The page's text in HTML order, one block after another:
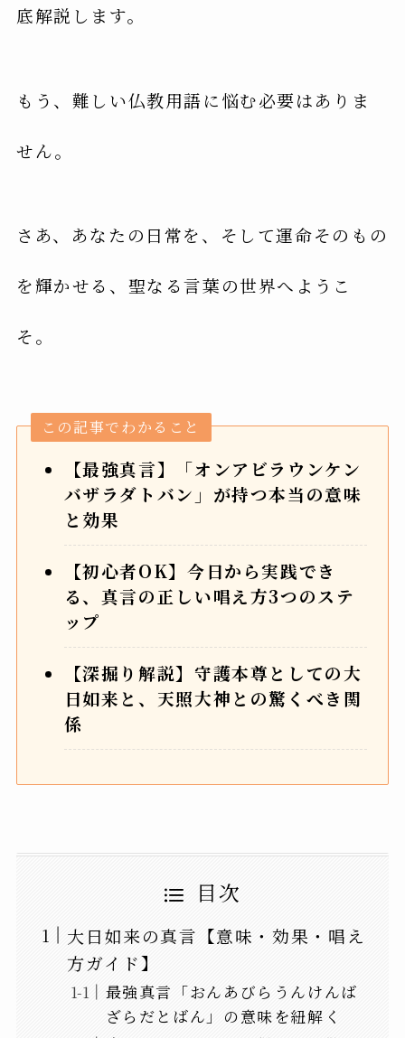
底解説します。
もう、難しい仏教用語に悩む必要はありま
せん。
さあ、あなたの日常を、そして運命そのもの
を輝かせる、聖なる言葉の世界へようこ
そ。
この記事でわかること
【最強真言】「オンアビラウンケン
バザラダトバン」が持つ本当の意味
と効果
【初心者OK】今日から実践でき
る、真言の正しい唱え方3つのステ
ップ
【深掘り解説】守護本尊としての大
日如来と、天照大神との驚くべき関
係
目次
大日如来の真言【意味・効果・唱え
方ガイド】
最強真言「おんあびらうんけんば
ざらだとばん」の意味を紐解く